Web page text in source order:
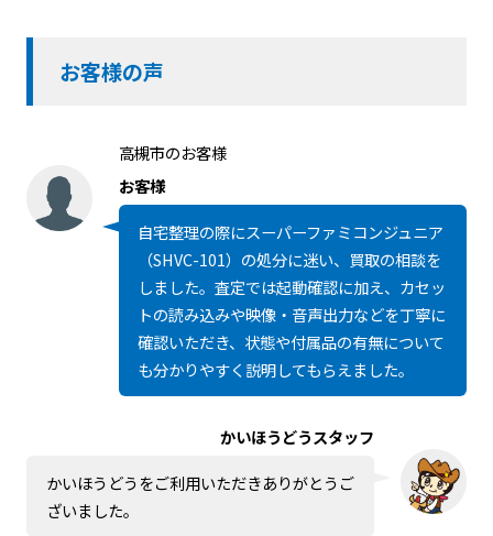
お客様の声
高槻市のお客様
お客様
自宅整理の際にスーパーファミコンジュニア
（SHVC-101）の処分に迷い、買取の相談を
しました。査定では起動確認に加え、カセッ
トの読み込みや映像・音声出力などを丁寧に
確認いただき、状態や付属品の有無について
も分かりやすく説明してもらえました。
かいほうどうスタッフ
かいほうどうをご利用いただきありがとうご
ざいました。